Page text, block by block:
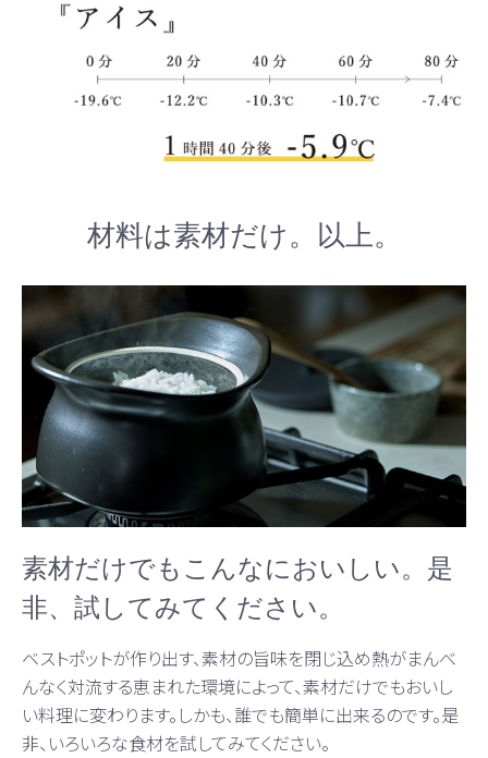
材料は素材だけ。以上。
素材だけでもこんなにおいしい。是
非、試してみてください。
ベストポットが作り出す、素材の旨味を閉じ込め熱がまんべ
んなく対流する恵まれた環境によって、素材だけでもおいし
い料理に変わります。しかも、誰でも簡単に出来るのです。是
非、いろいろな食材を試してみてください。